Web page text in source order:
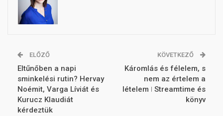
ELŐZŐ
Eltűnőben a napi
sminkelési rutin? Hervay
Noémit, Varga Líviát és
Kurucz Klaudiát
kérdeztük
KÖVETKEZŐ
Káromlás és félelem, s
nem az értelem a
lételem ǀ Streamtime és
könyv